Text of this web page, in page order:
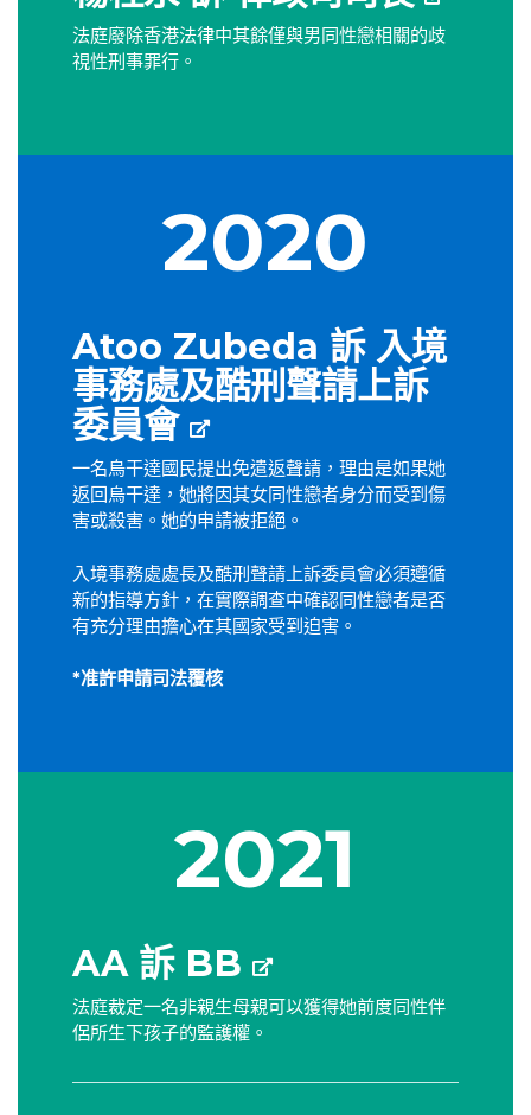
法庭廢除香港法律中其餘僅與男同性戀相關的歧
視性刑事罪行。
2020
Atoo Zubeda 訴 入境
事務處及酷刑聲請上訴
委員會
一名烏干達國民提出免遣返聲請，理由是如果她
返回烏干達，她將因其女同性戀者身分而受到傷
害或殺害。她的申請被拒絕。
入境事務處處長及酷刑聲請上訴委員會必須遵循
新的指導方針，在實際調查中確認同性戀者是否
有充分理由擔心在其國家受到迫害。
*准許申請司法覆核
2021
AA 訴 BB
法庭裁定一名非親生母親可以獲得她前度同性伴
侶所生下孩子的監護權。